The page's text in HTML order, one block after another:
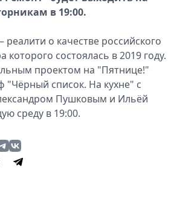
в 19:00.
о качестве российского
которого состоялась в 2019 году.
проектом на "Пятнице!"
"Чёрный список. На кухне" с
Пушковым и Ильёй
среду в 19:00.